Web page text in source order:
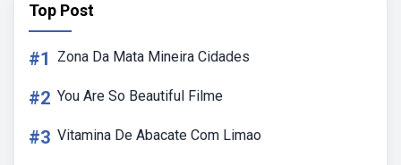
Top Post
#1 Zona Da Mata Mineira Cidades
#2 You Are So Beautiful Filme
#3 Vitamina De Abacate Com Limao